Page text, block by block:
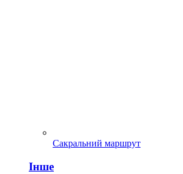
Сакральний маршрут
Інше